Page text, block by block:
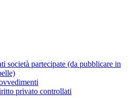
società partecipate (da pubblicare in
privato controllati